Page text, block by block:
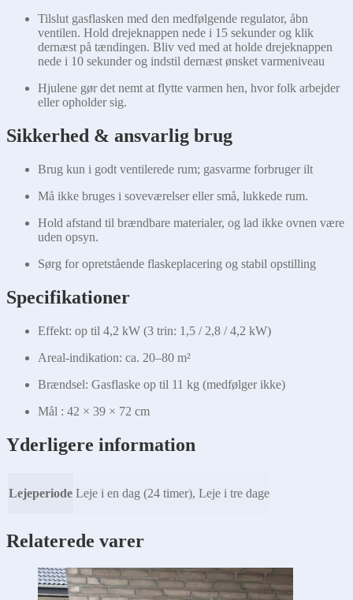
Tilslut gasflasken med den medfølgende regulator, åbn
ventilen. Hold drejeknappen nede i 15 sekunder og klik
dernæst på tændingen. Bliv ved med at holde drejeknappen
nede i 10 sekunder og indstil dernæst ønsket varmeniveau
Hjulene gør det nemt at flytte varmen hen, hvor folk arbejder
eller opholder sig.
Sikkerhed & ansvarlig brug
Brug kun i godt ventilerede rum; gasvarme forbruger ilt
Må ikke bruges i soveværelser eller små, lukkede rum.
Hold afstand til brændbare materialer, og lad ikke ovnen være
uden opsyn.
Sørg for opretstående flaskeplacering og stabil opstilling
Specifikationer
Effekt: op til 4,2 kW (3 trin: 1,5 / 2,8 / 4,2 kW)
Areal-indikation: ca. 20–80 m²
Brændsel: Gasflaske op til 11 kg (medfølger ikke)
Mål : 42 × 39 × 72 cm
Yderligere information
Lejeperiode Leje i en dag (24 timer), Leje i tre dage
Relaterede varer